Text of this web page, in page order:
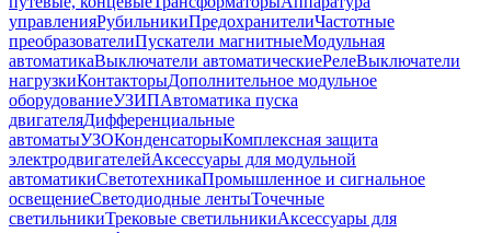
управленияРубильникиПредохранителиЧастотные
преобразователиПускатели магнитныеМодульная
автоматикаВыключатели автоматическиеРелеВыключатели
нагрузкиКонтакторыДополнительное модульное
оборудованиеУЗИПАвтоматика пуска
двигателяДифференциальные
автоматыУЗОКонденсаторыКомплексная защита
электродвигателейАксессуары для модульной
автоматикиСветотехникаПромышленное и сигнальное
освещениеСветодиодные лентыТочечные
светильникиТрековые светильникиАксессуары для